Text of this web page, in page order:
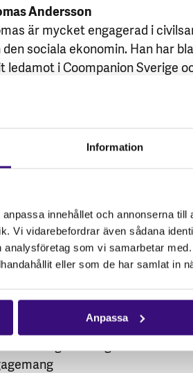
Information
innehållet och annonserna
Vi vidarebefordrar även sådana
som vi samarbetar
eller som de har samlat in
Anpassa
Andersson
är mycket engagerad i
den sociala ekonomin. Han har
ledamot i Coompanion Sverige
för mänskliga rättigheter och
har ett återbruk företag och
arbetat som både
och fastighetsskötare.
som statsvetare vid
och har även en
facilitator för sociala